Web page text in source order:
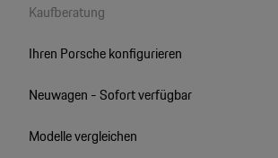
Kaufberatung
Ihren Porsche konfigurieren
Neuwagen - Sofort verfügbar
Modelle vergleichen